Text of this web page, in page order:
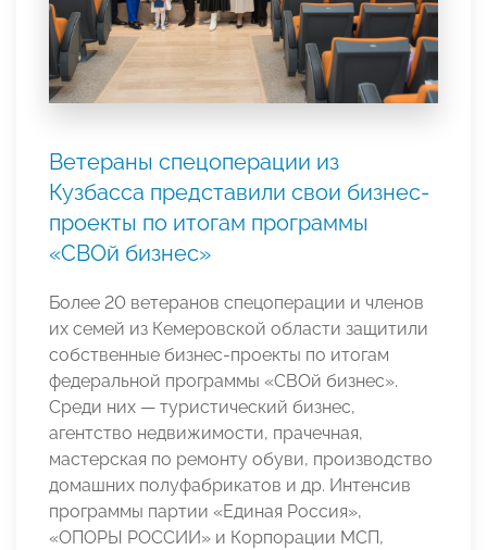
Ветераны спецоперации из
Кузбасса представили свои бизнес-
проекты по итогам программы
«СВОй бизнес»
Более 20 ветеранов спецоперации и членов
их семей из Кемеровской области защитили
собственные бизнес-проекты по итогам
федеральной программы «СВОй бизнес».
Среди них — туристический бизнес,
агентство недвижимости, прачечная,
мастерская по ремонту обуви, производство
домашних полуфабрикатов и др. Интенсив
программы партии «Единая Россия»,
«ОПОРЫ РОССИИ» и Корпорации МСП,